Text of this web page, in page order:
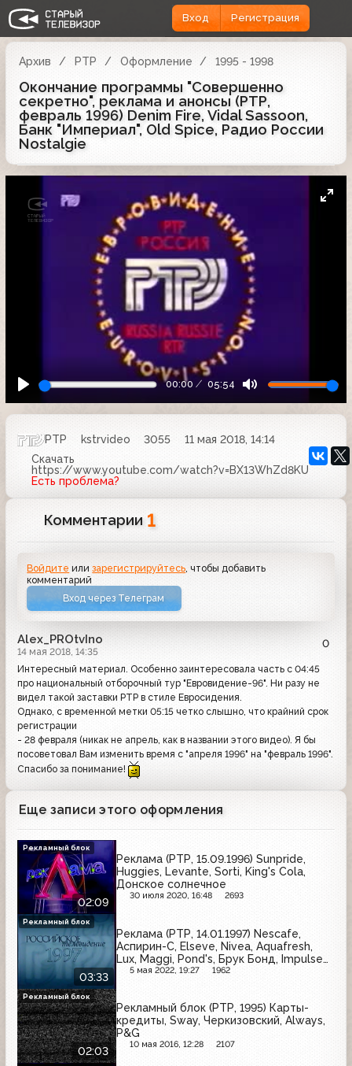
Вход Регистрация
Архив РТР Оформление 1995 - 1998
Окончание программы "Совершенно
секретно", реклама и анонсы (РТР,
февраль 1996) Denim Fire, Vidal Sassoon,
Банк "Империал", Old Spice, Радио России
Nostalgie
00:00 05:54
РТР kstrvideo 3055
11 мая 2018, 14:14
Скачать
https://www.youtube.com/watch?v=BX13WhZd8KU
Есть проблема?
Комментарии 1
Войдите илизарегистрируйтесь, чтобы добавить
комментарий
Вход через Телеграм
Alex_PROtvIno
14 мая 2018, 14:35
0
Интересный материал. Особенно заинтересовала часть с 04:45
про национальный отборочный тур "Евровидение-96". Ни разу не
видел такой заставки РТР в стиле Евросидения.
Однако, с временной метки 05:15 четко слышно, что крайний срок
регистрации
- 28 февраля (никак не апрель, как в названии этого видео). Я бы
посоветовал Вам изменить время с "апреля 1996" на "февраль 1996".
Спасибо за понимание!
Еще записи этого оформления
02:09
Реклама (РТР, 15.09.1996) Sunpride,
Huggies, Levante, Sorti, King's Cola,
Донское солнечное
30 июля 2020, 16:48 2693
Рекламный блок
03:33
Реклама (РТР, 14.01.1997) Nescafe,
Аспирин-C, Elseve, Nivea, Aquafresh,
Lux, Maggi, Pond's, Брук Бонд, Impulse
O2, Oxy 10
5 мая 2022, 19:27 1962
Рекламный блок
02:03
Рекламный блок (РТР, 1995) Карты-
кредиты, Sway, Черкизовский, Always,
P&G
10 мая 2016, 12:28 2107
Рекламный блок